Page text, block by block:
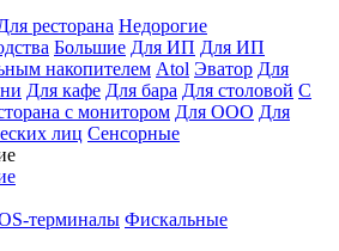
ресторана Недорогие
Большие Для ИП Для ИП
накопителем Atol Эватор Для
Для кафе Для бара Для столовой С
с монитором Для ООО Для
лиц Сенсорные
терминалы Фискальные